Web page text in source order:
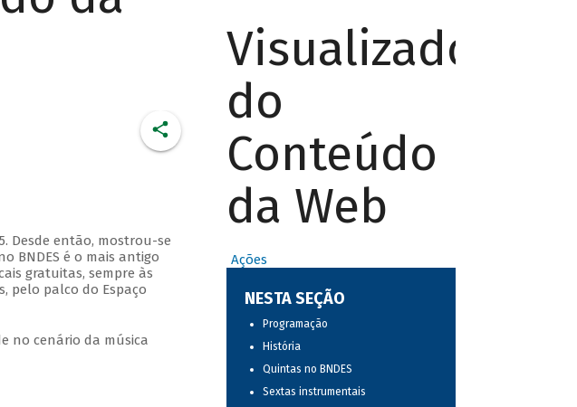
Desde então, mostrou-se
BNDES é o mais antigo
gratuitas, sempre às
pelo palco do Espaço
no cenário da música
Visualizador
do
Conteúdo
da Web
Ações
NESTA SEÇÃO
Programação
História
Quintas no BNDES
Sextas instrumentais